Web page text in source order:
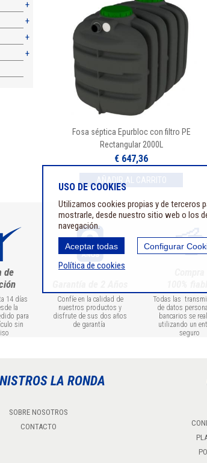
Fosa séptica Epurbloc con filtro PE
Rectangular 2000L
€ 647,36
de
14 días
la
para
sin
Confíe en la calidad de
nuestros productos y
disfrute de sus dos años
de garantía
Todas las
de datos
bancarios se
utilizando un
seguro
LA RONDA
SOBRE NOSOTROS
CONTACTO
USO DE COOKIES
Utilizamos cookies propias y de terceros
mostrarle, desde nuestro sitio web o los
navegación.
Aceptar todas Configurar
Política de cookies